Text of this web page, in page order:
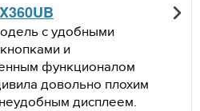
с удобными
и
функционалом
довольно плохим
дисплеем.